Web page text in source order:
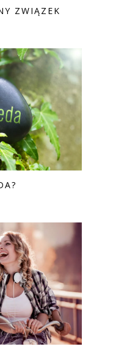
ZWIĄZEK